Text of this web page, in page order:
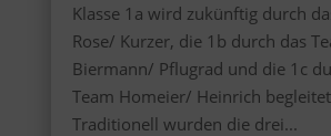
Klasse 1a wird zukünftig durch
Rose/ Kurzer, die 1b durch das
Biermann/ Pflugrad und die 1c
Team Homeier/ Heinrich
Traditionell wurden die drei...